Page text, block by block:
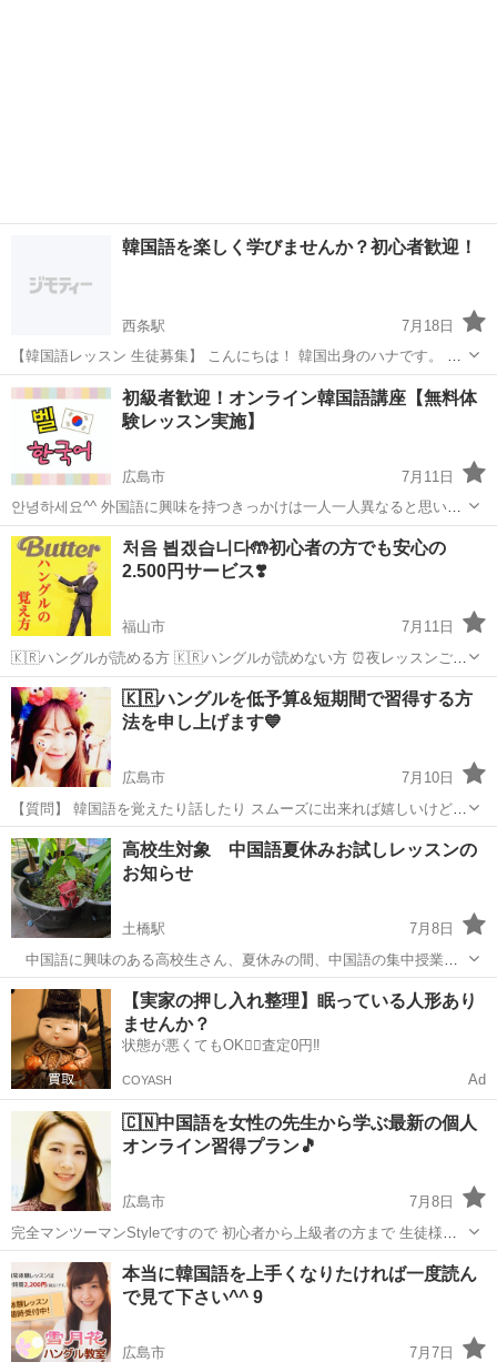
韓国語を楽しく学びませんか？初心者歓迎！
西条駅
7月18日
【韓国語レッスン 生徒募集】 こんにちは！ 韓国出身のハナです。 日
本で3年くらいグランドスタッフの経験があります。 日本語でのレッ
スンも可能なので、韓国語初心者の方でも安心して受講できます。 こ
んな方におすすめです。 ・韓...
広島 東広島市 西条駅 TOPIK
初級者歓迎！オンライン韓国語講座【無料体
験レッスン実施】
広島市
7月11日
안녕하세요^^ 外国語に興味を持つきっかけは一人一人異なると思いま
す。 「興味を持つ」ということは、自分自身の可能性を広げること！
興味はあるけど、韓国語が話せるようになるか不安…という方も安心
して受講していただけ...
広島 広島市 韓国語 レッスン
처음 뵙겠습니다🤲初心者の方でも安心の
2.500円サービス❣️
福山市
7月11日
🇰🇷ハングルが読める方 🇰🇷ハングルが読めない方 ⏰夜レッスンご希
望の方 ⏰日中レッスンご希望の方 皆様それぞれ 状況が異なりますの
で マンツーマンで ストレス フリーな 韓国語スクールの 概要...
広島 福山市 韓国語 レッスン
🇰🇷ハングルを低予算&短期間で習得する方
法を申し上げます💙
広島市
7月10日
【質問】 韓国語を覚えたり話したり スムーズに出来れば嬉しいけど
そんな簡単には上達しないでしょ⁉️ 【回答】 はい🤲 簡単には上達しな
いです💦 いきなり ネガティブな 文章からスタートですね😅 しかし ど
うすれ...
広島 広島市 韓国語 レッスン
高校生対象 中国語夏休みお試しレッスンの
お知らせ
土橋駅
7月8日
中国語に興味のある高校生さん、夏休みの間、中国語の集中授業を
受けてみませんか？曜日、時間、回数は先生と相談の上決定します。
プライベートレッスン、1回90分3500円です。今なら入会金不要。将
来、留学をお考えの生徒さん、一度...
広島 広島市 土橋駅 中国語 夏休み
【実家の押し入れ整理】眠っている人形あり
ませんか？
状態が悪くてもOK🙆‍♀️査定0円‼️
COYASH Ad
🇨🇳中国語を女性の先生から学ぶ最新の個人
オンライン習得プラン🎵
広島市
7月8日
完全マンツーマンStyleですので 初心者から上級者の方まで 生徒様の
レベルと目標に合わせて 丁寧にサポートさせて頂きます❗️ さて 何か習
い事をする時に やはり1番気になるポイントは ★料金おいくら⁉️だと思
います。...
広島 広島市 中国語 レッスン
本当に韓国語を上手くなりたければ一度読ん
で見て下さい^^ 9
広島市 7月7日